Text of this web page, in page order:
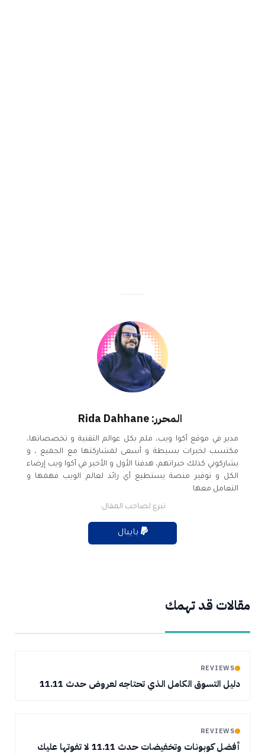
المحرر: Rida Dahhane
مدير في موقع أكوا ويب، ملم بكل عوالم التقنية و تخصصاتها،
مكتسب لخبرات بسيطة و أسعى لمشاركتها مع الجميع ، و
يشاركوني كذلك خبراتهم، هدفنا الأول و الأخير في أكوا ويب إرضاء
الكل و توفير منصة يستطيع أي رائد لعالم الويب فهمها و
التعامل معها
تبرع لصاحب المقال:
مقالات قد تهمك
REVIEWS
دليل التسوق الكامل الذي تحتاجه لعروض حدث 11.11
REVIEWS
أفضل كوبونات وتخفيضات حدث 11.11 لا تفوتها عليك